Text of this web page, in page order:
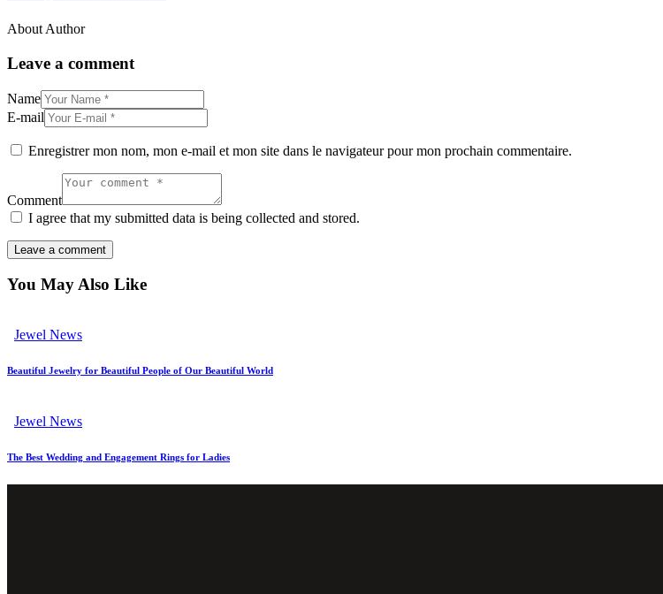
About Author
Leave a comment
Name
E-mail
Enregistrer mon nom, mon e-mail et mon site dans le navigateur pour mon prochain commentaire.
Comment
I agree that my submitted data is being collected and stored.
You May Also Like
Jewel News
Beautiful Jewelry for Beautiful People of Our Beautiful World
Jewel News
The Best Wedding and Engagement Rings for Ladies